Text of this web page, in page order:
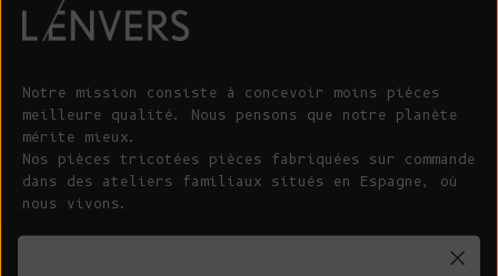
Notre mission consiste à concevoir moins pièces
meilleure qualité. Nous pensons que notre planète
mérite mieux.
Nos pièces tricotées pièces fabriquées sur commande
dans des ateliers familiaux situés en Espagne, où
nous vivons.